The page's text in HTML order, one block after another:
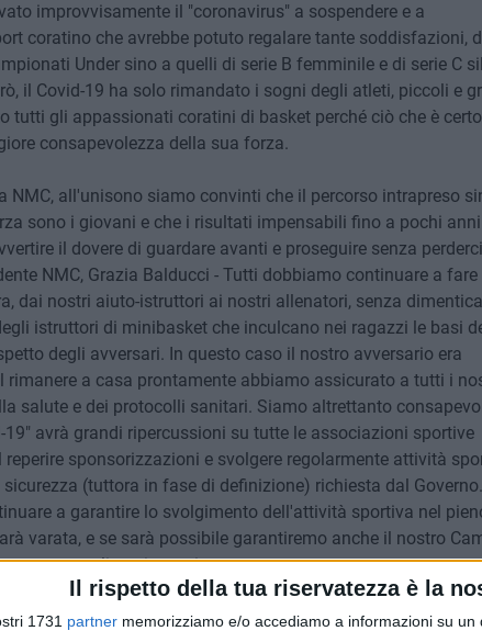
Il rispetto della tua riservatezza è la
1731 partner memorizziamo e/o accediamo a informazioni su
improvvisamente il "coronavirus" a sospendere e a
coratino che avrebbe potuto regalare tante soddisfazioni,
Under sino a quelli di serie B femminile e di serie C
il Covid-19 ha solo rimandato i sogni degli atleti, piccoli e
tutti gli appassionati coratini di basket perché ciò che è
consapevolezza della sua forza.
NMC, all'unisono siamo convinti che il percorso intrapreso
sono i giovani e che i risultati impensabili fino a pochi
il dovere di guardare avanti e proseguire senza perderci
NMC, Grazia Balducci - Tutti dobbiamo continuare a fare
dai nostri aiuto-istruttori ai nostri allenatori, senza
istruttori di minibasket che inculcano nei ragazzi le basi
degli avversari. In questo caso il nostro avversario era
rimanere a casa prontamente abbiamo assicurato a tutti i
salute e dei protocolli sanitari. Siamo altrettanto
19" avrà grandi ripercussioni su tutte le associazioni sportive
sponsorizzazioni e svolgere regolarmente attività
(tuttora in fase di definizione) richiesta dal
a garantire lo svolgimento dell'attività sportiva nel
varata, e se sarà possibile garantiremo anche il nostro
negli anni scorsi».
basket è ritenuto insieme al volley e al rugby – continua